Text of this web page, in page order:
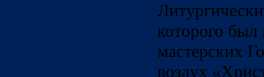
которого был
мастерских
воздух